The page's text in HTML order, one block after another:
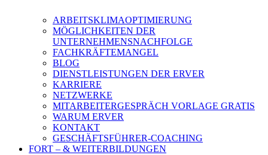
ARBEITSKLIMAOPTIMIERUNG
MÖGLICHKEITEN DER
UNTERNEHMENSNACHFOLGE
FACHKRÄFTEMANGEL
BLOG
DIENSTLEISTUNGEN DER ERVER
KARRIERE
NETZWERKE
MITARBEITERGESPRÄCH VORLAGE GRATIS
WARUM ERVER
KONTAKT
GESCHÄFTSFÜHRER-COACHING
FORT – & WEITERBILDUNGEN